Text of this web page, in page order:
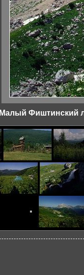
Малый Фиштинский